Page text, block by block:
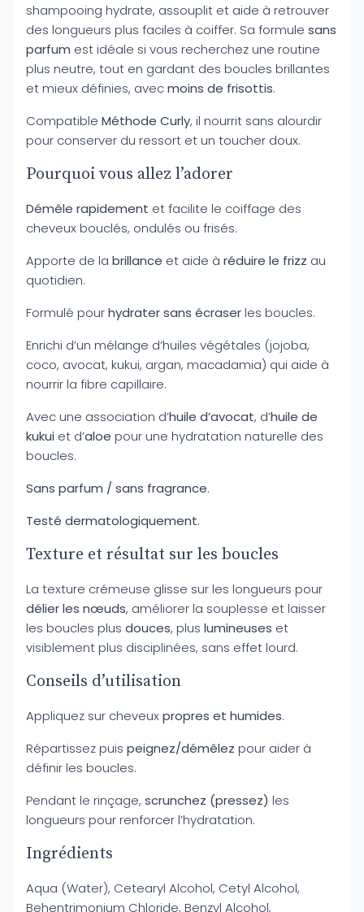
shampooing hydrate, assouplit et aide à retrouver
des longueurs plus faciles à coiffer. Sa formule sans
parfum est idéale si vous recherchez une routine
plus neutre, tout en gardant des boucles brillantes
et mieux définies, avecmoins de frisottis.
Compatible Méthode Curly, il nourrit sans alourdir
pour conserver du ressort et un toucher doux.
Pourquoi vous allez l’adorer
Démêle rapidement et facilite le coiffage des
cheveux bouclés, ondulés ou frisés.
Apporte de la brillance et aide à réduire le frizz au
quotidien.
Formulé pourhydrater sans écraserles boucles.
Enrichi d’un mélange d’huiles végétales (jojoba,
coco, avocat, kukui, argan, macadamia) qui aide à
nourrir la fibre capillaire.
Avec une association d’huile d’avocat, d’huile de
kukui et d’aloe pour une hydratation naturelle des
boucles.
Sans parfum / sans fragrance.
Testé dermatologiquement.
Texture et résultat sur les boucles
La texture crémeuse glisse sur les longueurs pour
délier les nœuds, améliorer la souplesse et laisser
les boucles plus douces, plus lumineuses et
visiblement plus disciplinées, sans effet lourd.
Conseils d’utilisation
Appliquez sur cheveuxpropres et humides.
Répartissez puis peignez/démêlez pour aider à
définir les boucles.
Pendant le rinçage, scrunchez (pressez) les
longueurs pour renforcer l’hydratation.
Ingrédients
Aqua (Water), Cetearyl Alcohol, Cetyl Alcohol,
Behentrimonium Chloride, Benzyl Alcohol,